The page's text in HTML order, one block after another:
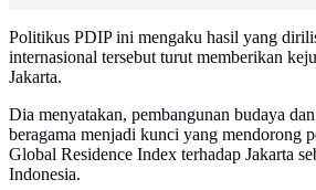
Politikus PDIP ini mengaku hasil yang
internasional tersebut turut memberikan
Jakarta.
Dia menyatakan, pembangunan budaya
beragama menjadi kunci yang mendorong
Global Residence Index terhadap Jakarta
Indonesia.